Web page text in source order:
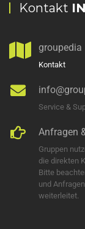
Kontakt
groupedia
Kontakt
Service &
Anfragen
Gruppen
die direkten
Bitte
und
weiterleitet.